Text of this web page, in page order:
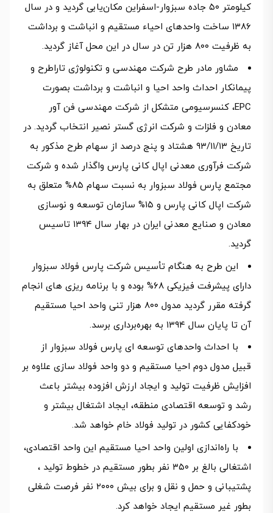
کیلومتر ۵۰ جاده سبزوار-اسفراین مکان‌یابی گردید و در سال
۱۳۸۶ ساخت واحدهای احیاء مستقیم و انباشت و برداشت
به ظرفیت ۸۰۰ هزار تن در سال در این محل آغاز گردید.
مشاور مادر طرح شرکت مهندسی و تکنولوژی تاراطرح و
پیمانکار احداث واحد احیا و انباشت و برداشت بصورت
EPC، کنسرسیومی متشکل از شرکت مهندسی فن آور
معادن و فلزات و شرکت انرژی گستر نصیر انتخاب گردید. در
تاریخ ۹۳/۱۱/۱۳ هشتاد و پنج درصد از سهام طرح مذکور به
شرکت فرآوری معدنی اپال کانی پارس واگذار شده و شرکت
مجتمع پارس فولاد سبزوار به نسبت سهام ۸۵% متعلق به
شرکت اپال کانی پارس و ۱۵% سازمان توسعه و نوسازی
معادن و صنایع معدنی ایران در بهار سال ۱۳۹۴ تاسیس
گردید.
این طرح به هنگام تأسیس شرکت پارس فولاد سبزوار
دارای پیشرفت فیزیکی ۶۸% بوده و با برنامه ریزی های انجام
گرفته مقرر گردید مدول ۸۰۰ هزار تنی واحد احیا مستقیم
آن تا پایان سال ۱۳۹۴ به بهره‌برداری برسد.
با احداث واحدهای توسعه ای پارس فولاد سبزوار از
قبیل مدول دوم احیا مستقیم و دو واحد فولاد سازی علاوه بر
افزایش ظرفیت تولید و ایجاد ارزش افزوده بیشتر باعث
رشد و توسعه اقتصادی منطقه، ایجاد اشتغال بیشتر و
خودکفایی کشور در تولید فولاد خام خواهد شد.
با راه‌اندازی اولین واحد احیا مستقیم این واحد اقتصادی،
اشتغالی بالغ بر ۳۵۰ نفر بطور مستقیم در خطوط تولید ،
پشتیبانی و حمل و نقل و برای بیش ۲۰۰۰ نفر فرصت شغلی
بطور غیر مستقیم ایجاد خواهد کرد.